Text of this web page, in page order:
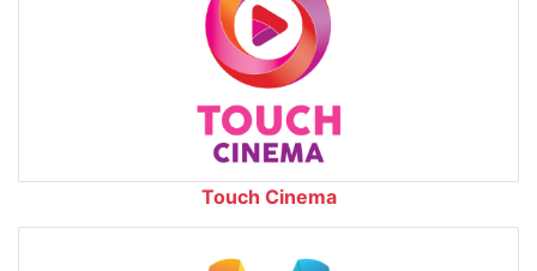
Touch Cinema